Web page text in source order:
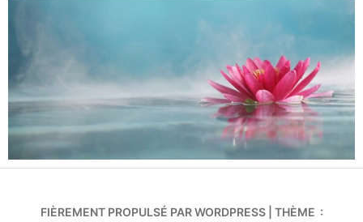
FIÈREMENT PROPULSÉ PAR WORDPRESS THÈME :